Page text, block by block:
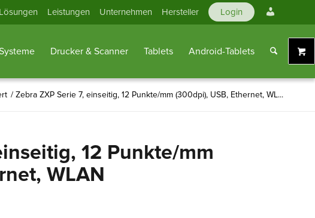
Lösungen Leistungen Unternehmen Hersteller Login
Konto
Drucker & Scanner Tablets Android-Tablets
/ Zebra ZXP Serie 7, einseitig, 12 Punkte/mm (300dpi), USB, Ethernet, WL...
12 Punkte/mm
WLAN